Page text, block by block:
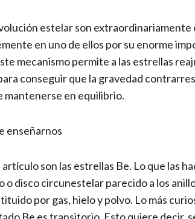
estelar son extraordinariamente
en uno de ellos por su enorme
mecanismo permite a las estrellas
conseguir que la gravedad
mantenerse en equilibrio.
enseñarnos
son las estrellas Be. Lo que las
o disco circunestelar parecido a los
por gas, hielo y polvo. Lo más